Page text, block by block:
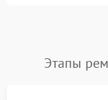
Этапы